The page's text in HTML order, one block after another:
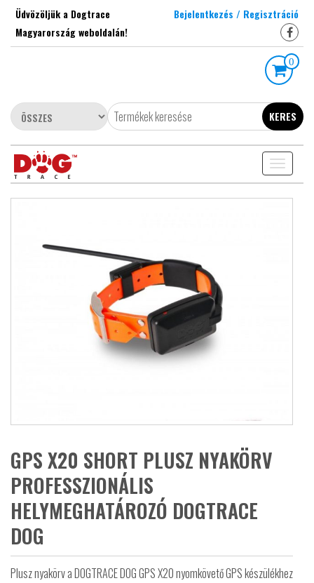
Üdvözöljük a Dogtrace
Magyarország weboldalán!
Bejelentkezés / Regisztráció
0
KERES
Toggle
GPS X20 SHORT PLUSZ NYAKÖRV
PROFESSZIONÁLIS
HELYMEGHATÁROZÓ DOGTRACE
DOG
Plusz nyakörv a DOGTRACE DOG GPS X20 nyomkövető GPS készülékhez